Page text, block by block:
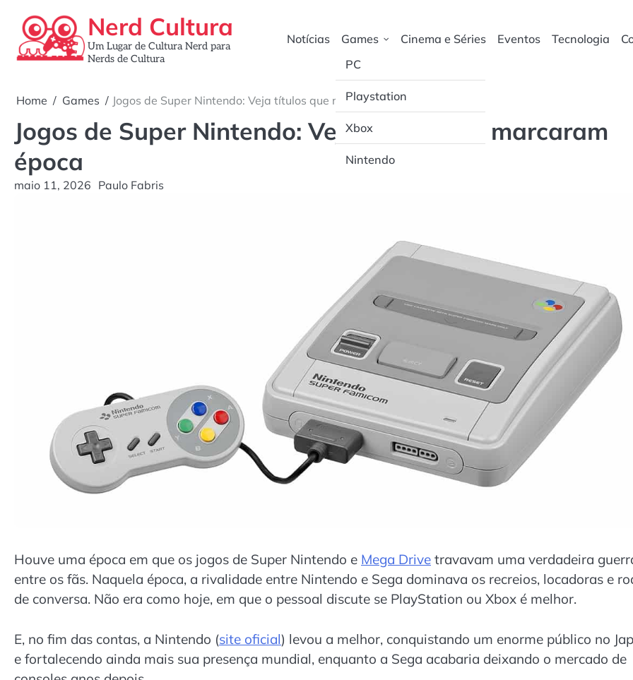
content
Nerd Cultura
Um Lugar de Cultura Nerd para
Nerds de Cultura
Notícias
Games
PC
Playstation
Xbox
Nintendo
Cinema e Séries Eventos Tecnologia
Home Games Jogos de Super Nintendo: Veja títulos que marcaram época
Jogos de Super Nintendo: Veja títulos que marcaram
época
maio 11, 2026 Paulo Fabris
Houve uma época em que os jogos de Super Nintendo e Mega Drive travavam uma verdadeira
entre os fãs. Naquela época, a rivalidade entre Nintendo e Sega dominava os recreios, locadoras e
de conversa. Não era como hoje, em que o pessoal discute se PlayStation ou Xbox é melhor.
E, no fim das contas, a Nintendo (site oficial) levou a melhor, conquistando um enorme público no
e fortalecendo ainda mais sua presença mundial, enquanto a Sega acabaria deixando o mercado de